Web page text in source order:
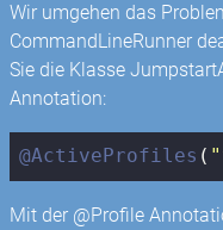
Wir umgehen das
CommandLineRunner
Sie die Klasse
Annotation:
@ActiveProfiles (
Mit der @Profile